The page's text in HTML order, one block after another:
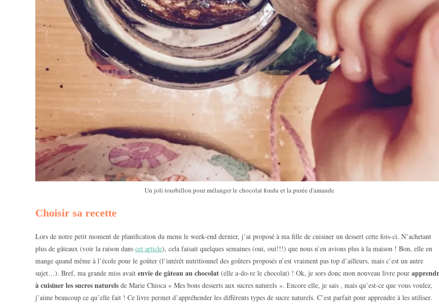
Un joli tourbillon pour mélanger le chocolat fondu et la purée d'amande
Choisir sa recette
Lors de notre petit moment de planification du menu le week-end dernier, j’ai proposé à ma fille de cuisiner un dessert cette fois-ci. N’achetant
plus de gâteaux (voir la raison dans cet article), cela faisait quelques semaines (oui, oui!!!) que nous n’en avions plus à la maison ! Bon, elle en
mange quand même à l’école pour le goûter (l’intérêt nutritionnel des goûters proposés n’est vraiment pas top d’ailleurs, mais c’est un autre
sujet…). Bref, ma grande miss avait envie de gâteau au chocolat (elle a-do-re le chocolat) ! Ok, je sors donc mon nouveau livre pour
à cuisiner les sucres naturels de Marie Chioca « Mes bons desserts aux sucres naturels ». Encore elle, je sais , mais qu’est-ce que vous voulez,
j’aime beaucoup ce qu’elle fait ! Ce livre permet d’appréhender les différents types de sucre naturels. C’est parfait pour apprendre à les utiliser.